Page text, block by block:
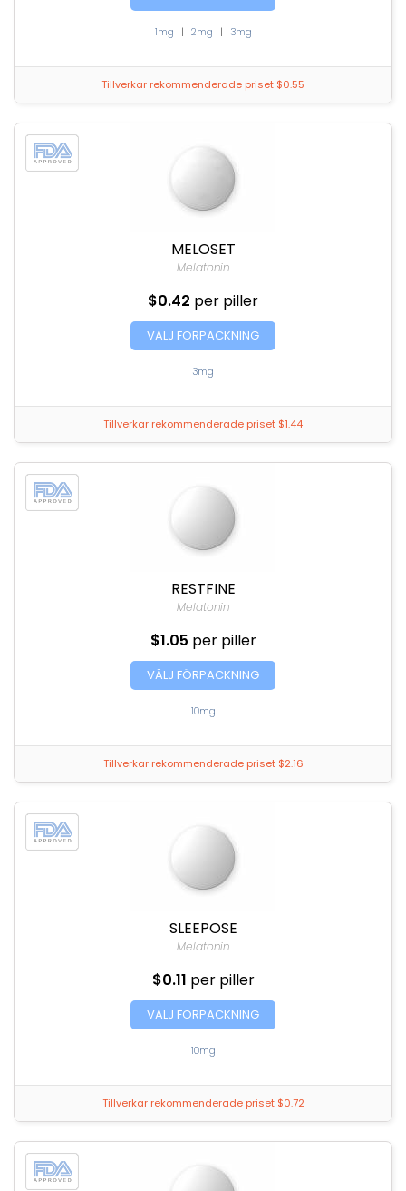
1mg | 2mg | 3mg
Tillverkar rekommenderade priset $0.55
MELOSET
Melatonin
$0.42 per piller
VÄLJ FÖRPACKNING
3mg
Tillverkar rekommenderade priset $1.44
RESTFINE
Melatonin
$1.05 per piller
VÄLJ FÖRPACKNING
10mg
Tillverkar rekommenderade priset $2.16
SLEEPOSE
Melatonin
$0.11 per piller
VÄLJ FÖRPACKNING
10mg
Tillverkar rekommenderade priset $0.72